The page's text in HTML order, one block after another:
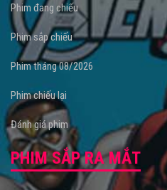
Phim đang chiếu
Phim sắp chiếu
Phim tháng 08/2026
Phim chiếu lại
Đánh giá phim
PHIM SẮP RA MẮT